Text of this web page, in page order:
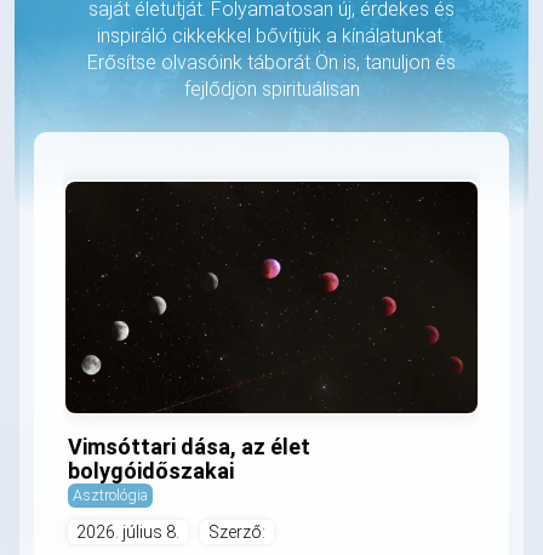
saját életutját. Folyamatosan új, érdekes és
inspiráló cikkekkel bővítjük a kínálatunkat.
Erősítse olvasóink táborát Ön is, tanuljon és
fejlődjön spirituálisan
Vimsóttari dása, az élet
bolygóidőszakai
Asztrológia
2026. július 8. Szerző: